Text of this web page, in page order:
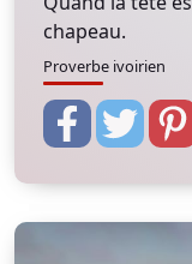
chapeau.
Proverbe ivoirien